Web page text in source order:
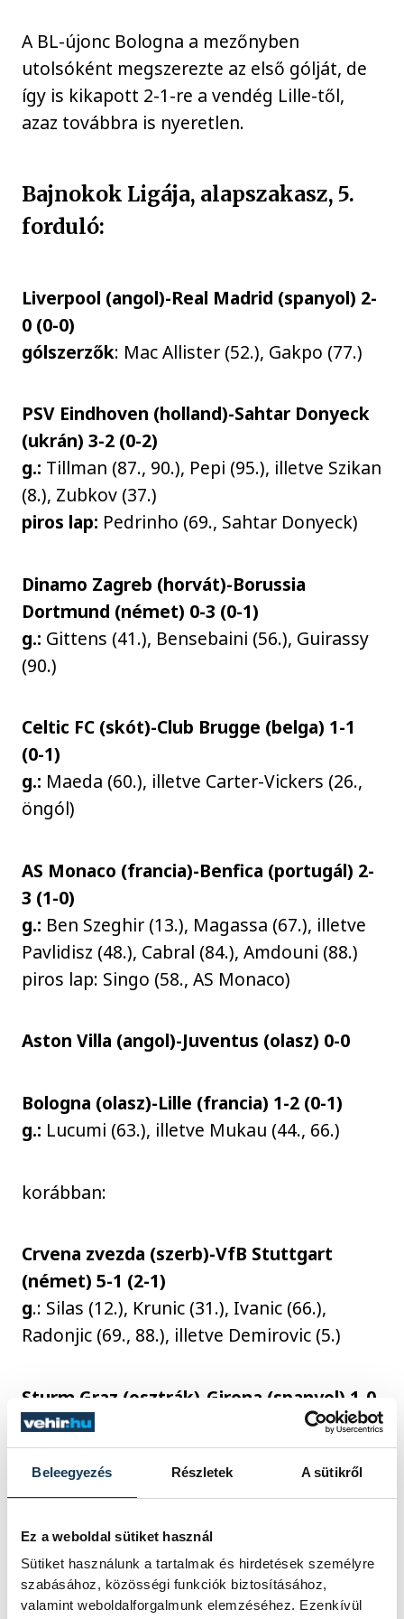
Beleegyezés Részletek A sütikről
Ez a weboldal sütiket használ
Sütiket használunk a tartalmak és hirdetések személyre
szabásához, közösségi funkciók biztosításához,
valamint weboldalforgalmunk elemzéséhez. Ezenkívül
A BL-újonc Bologna a mezőnyben
utolsóként megszerezte az első gólját, de
így is kikapott 2-1-re a vendég Lille-től,
azaz továbbra is nyeretlen.
Bajnokok Ligája, alapszakasz, 5.
forduló:
Liverpool (angol)-Real Madrid (spanyol) 2-
0 (0-0)
gólszerzők: Mac Allister (52.), Gakpo (77.)
PSV Eindhoven (holland)-Sahtar Donyeck
(ukrán) 3-2 (0-2)
g.: Tillman (87., 90.), Pepi (95.), illetve Szikan
(8.), Zubkov (37.)
piros lap: Pedrinho (69., Sahtar Donyeck)
Dinamo Zagreb (horvát)-Borussia
Dortmund (német) 0-3 (0-1)
g.: Gittens (41.), Bensebaini (56.), Guirassy
(90.)
Celtic FC (skót)-Club Brugge (belga) 1-1
(0-1)
g.: Maeda (60.), illetve Carter-Vickers (26.,
öngól)
AS Monaco (francia)-Benfica (portugál) 2-
3 (1-0)
g.: Ben Szeghir (13.), Magassa (67.), illetve
Pavlidisz (48.), Cabral (84.), Amdouni (88.)
piros lap: Singo (58., AS Monaco)
Aston Villa (angol)-Juventus (olasz) 0-0
Bologna (olasz)-Lille (francia) 1-2 (0-1)
g.: Lucumi (63.), illetve Mukau (44., 66.)
korábban:
Crvena zvezda (szerb)-VfB Stuttgart
(német) 5-1 (2-1)
g.: Silas (12.), Krunic (31.), Ivanic (66.),
Radonjic (69., 88.), illetve Demirovic (5.)
Sturm Graz (osztrák)-Girona (spanyol) 1-0
(0-0)
g.: Biereth (59.)
alapszakaszának tabellája az ötödik
forduló szerdai mérkőzései után: